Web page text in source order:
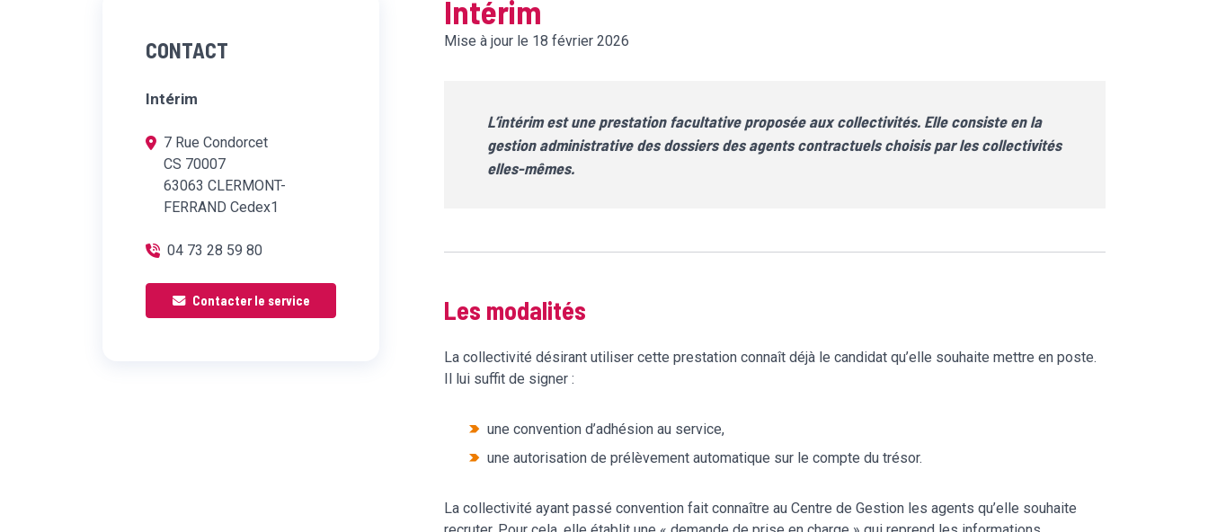
Intérim
Mise à jour le 18 février 2026
L’intérim est une prestation facultative proposée aux collectivités. Elle consiste en la
gestion administrative des dossiers des agents contractuels choisis par les collectivités
elles-mêmes.
Les modalités
La collectivité désirant utiliser cette prestation connaît déjà le candidat qu’elle souhaite mettre en poste.
Il lui suffit de signer :
une convention d’adhésion au service,
une autorisation de prélèvement automatique sur le compte du trésor.
La collectivité ayant passé convention fait connaître au Centre de Gestion les agents qu’elle souhaite
CONTACT
Intérim
7 Rue Condorcet
CS 70007
63063 CLERMONT-
FERRAND Cedex1
04 73 28 59 80
Contacter le service